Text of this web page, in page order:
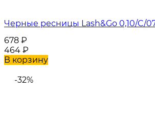
Черные ресницы Lash&Go 0,10/C/
678 ₽
464 ₽
В корзину
-32%